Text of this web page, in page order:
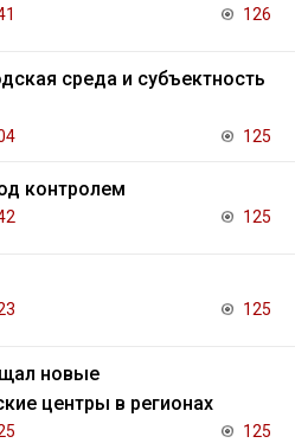
126
среда и субъектность
125
контролем
125
125
новые
центры в регионах
125